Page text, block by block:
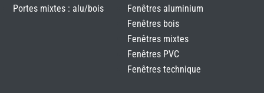
Portes mixtes : alu/bois
Fenêtres aluminium
Fenêtres bois
Fenêtres mixtes
Fenêtres PVC
Fenêtres technique